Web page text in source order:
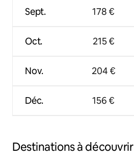
Sept.
Oct.
Nov.
Déc.
178 €
215 €
204 €
156 €
Destinations à découvrir